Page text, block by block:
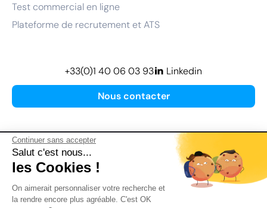
Continuer sans accepter
Salut c'est nous...
les Cookies !
On aimerait personnaliser votre recherche et
la rendre encore plus agréable. C'est OK
Test commercial en ligne
Plateforme de recrutement et ATS
Nous contacter
+33(0)1 40 06 03 93 Linkedin
Plan de site
Mentions légales